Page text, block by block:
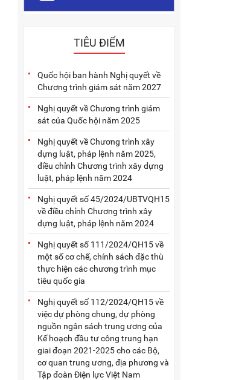
TIÊU ĐIỂM
Quốc hội ban hành Nghị quyết về
Chương trình giám sát năm 2027
Nghị quyết về Chương trình giám
sát của Quốc hội năm 2025
Nghị quyết về Chương trình xây
dựng luật, pháp lệnh năm 2025,
điều chỉnh Chương trình xây dựng
luật, pháp lệnh năm 2024
Nghị quyết số 45/2024/UBTVQH15
về điều chỉnh Chương trình xây
dựng luật, pháp lệnh năm 2024
Nghị quyết số 111/2024/QH15 về
một số cơ chế, chính sách đặc thù
thực hiện các chương trình mục
tiêu quốc gia
Nghị quyết số 112/2024/QH15 về
việc dự phòng chung, dự phòng
nguồn ngân sách trung ương của
Kế hoạch đầu tư công trung hạn
giai đoạn 2021-2025 cho các Bộ,
cơ quan trung ương, địa phương và
Tập đoàn Điện lực Việt Nam